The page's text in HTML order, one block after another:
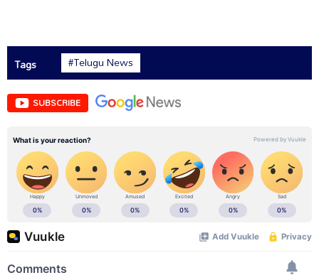
Tags #Telugu News
SUBSCRIBE